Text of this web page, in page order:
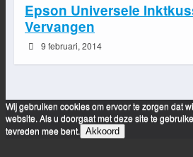
Epson Universele
Vervangen
9 februari, 2014
Wij gebruiken cookies om ervoor te zorgen dat
website. Als u doorgaat met deze site te
tevreden mee bent. Akkoord